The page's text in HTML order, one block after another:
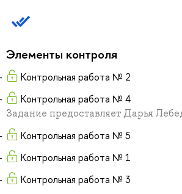
Элементы контроля
Контрольная работа № 2
Контрольная работа № 4
Задание предоставляет Дарья
Контрольная работа № 5
Контрольная работа № 1
Контрольная работа № 3